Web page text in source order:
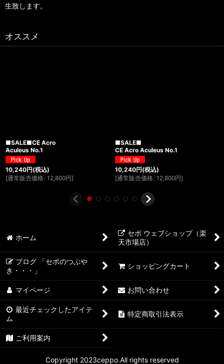
生致します。
オススメ
■SALE■CE Acro
Aculeus No.1
10,240円(税込)
[通常販売価格 : 12,800円]
■SALE■
CE Acro Aculeus No.1
10,240円(税込)
[通常販売価格 : 12,800円]
ホーム
セポ ウェブショップ（楽
天市場店）
ブログ 「セポのつぶや
き・・・」
ショッピングカート
マイページ お問い合わせ
最近チェックしたアイテ
ム
特定商取引法表示
ご利用案内
Copyright 2023ceppo.All rights reserved